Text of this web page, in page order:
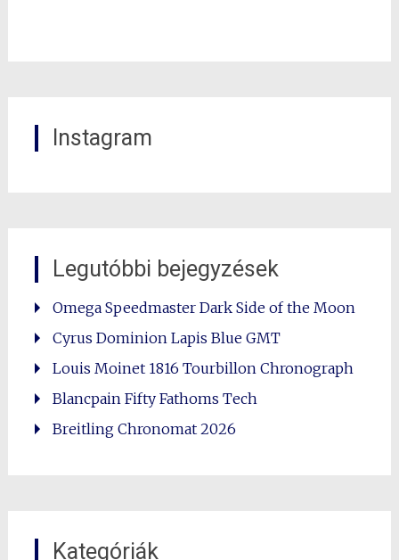
Instagram
Legutóbbi bejegyzések
Omega Speedmaster Dark Side of the Moon
Cyrus Dominion Lapis Blue GMT
Louis Moinet 1816 Tourbillon Chronograph
Blancpain Fifty Fathoms Tech
Breitling Chronomat 2026
Kategóriák